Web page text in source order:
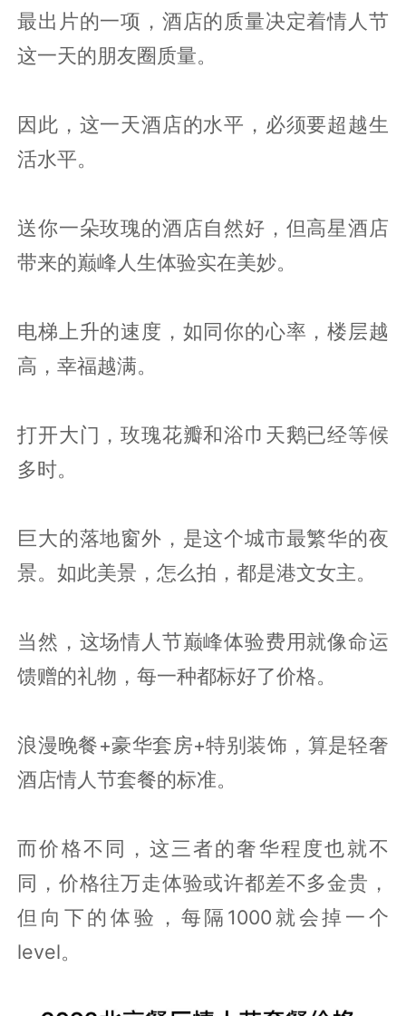
最出片的一项，酒店的质量决定着情人节
这一天的朋友圈质量。
因此，这一天酒店的水平，必须要超越生
活水平。
送你一朵玫瑰的酒店自然好，但高星酒店
带来的巅峰人生体验实在美妙。
电梯上升的速度，如同你的心率，楼层越
高，幸福越满。
打开大门，玫瑰花瓣和浴巾天鹅已经等候
多时。
巨大的落地窗外，是这个城市最繁华的夜
景。如此美景，怎么拍，都是港文女主。
当然，这场情人节巅峰体验费用就像命运
馈赠的礼物，每一种都标好了价格。
浪漫晚餐+豪华套房+特别装饰，算是轻奢
酒店情人节套餐的标准。
而价格不同，这三者的奢华程度也就不
同，价格往万走体验或许都差不多金贵，
但向下的体验，每隔1000就会掉一个
level。